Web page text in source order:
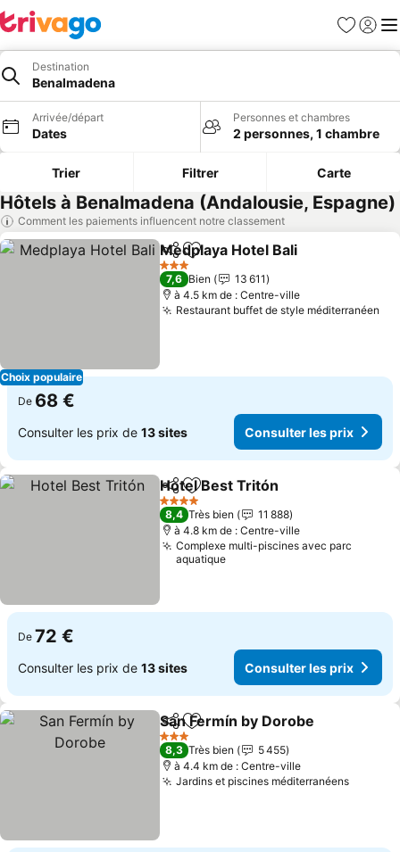
Favoris
Se
Destination
Benalmadena
Arrivée/départ
Dates
Personnes et chambres
2 personnes, 1 chambre
Trier Filtrer Carte
Hôtels à Benalmadena (Andalousie, Espagne)
Comment les paiements influencent notre classement
Choix populaire
PartagerAjouter à mes favoris
Medplaya Hotel Bali
3 Étoiles
7,6 Bien
13 611
à 4.5 km de : Centre-ville
Restaurant buffet de style méditerranéen
De 68 €
Consulter les prix de 13 sites Consulter les prix
PartagerAjouter à mes favoris
Hotel Best Tritón
4 Étoiles
8,4 Très bien
11 888
à 4.8 km de : Centre-ville
Complexe multi-piscines avec parc
aquatique
De 72 €
Consulter les prix de 13 sites Consulter les prix
PartagerAjouter à mes favoris
San Fermín by Dorobe
3 Étoiles
8,3 Très bien
5 455
à 4.4 km de : Centre-ville
Jardins et piscines méditerranéens